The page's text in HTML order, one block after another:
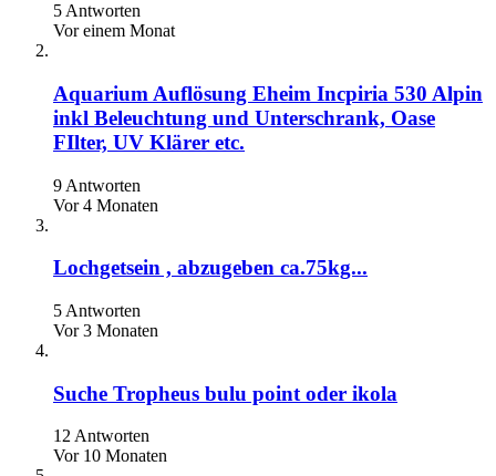
5 Antworten
Vor einem Monat
Aquarium Auflösung Eheim Incpiria 530 Alpin
inkl Beleuchtung und Unterschrank, Oase
FIlter, UV Klärer etc.
9 Antworten
Vor 4 Monaten
Lochgetsein , abzugeben ca.75kg...
5 Antworten
Vor 3 Monaten
Suche Tropheus bulu point oder ikola
12 Antworten
Vor 10 Monaten